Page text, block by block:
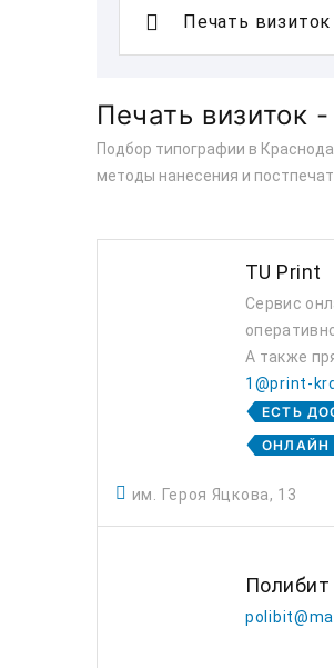
Печать визиток
Подбор типографии в
методы нанесения и
TU Print
Сервис
А также
1@print-
ЕСТЬ
ОНЛАЙН
им. Героя Яцкова, 13
Полибит